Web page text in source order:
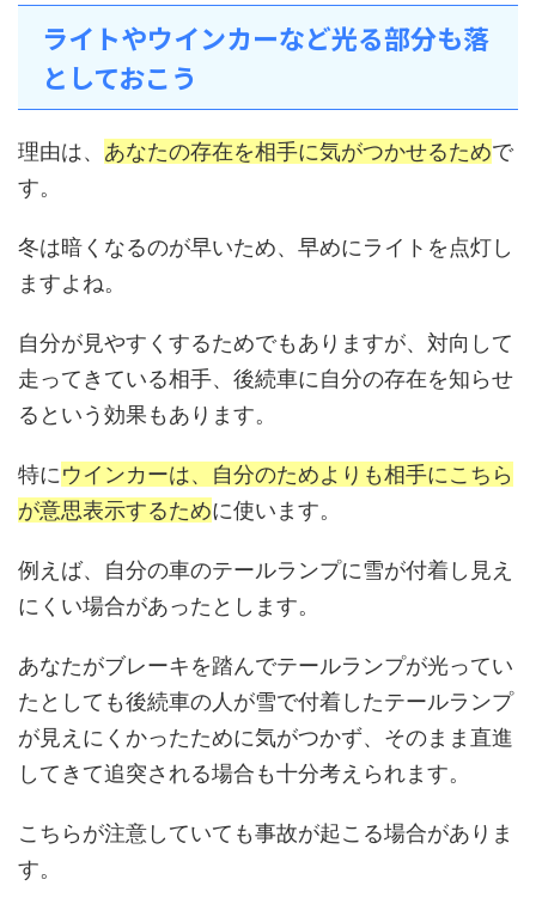
ライトやウインカーなど光る部分も落
としておこう
理由は、 あなたの存在を相手に気がつかせるためで
す。
冬は暗くなるのが早いため、早めにライトを点灯し
ますよね。
自分が見やすくするためでもありますが、対向して
走ってきている相手、後続車に自分の存在を知らせ
るという効果もあります。
特にウインカーは、自分のためよりも相手にこちら
が意思表示するために使います。
例えば、自分の車のテールランプに雪が付着し見え
にくい場合があったとします。
あなたがブレーキを踏んでテールランプが光ってい
たとしても後続車の人が雪で付着したテールランプ
が見えにくかったために気がつかず、そのまま直進
してきて追突される場合も十分考えられます。
こちらが注意していても事故が起こる場合がありま
す。